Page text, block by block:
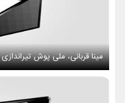
مینا قربانی، ملی پوش